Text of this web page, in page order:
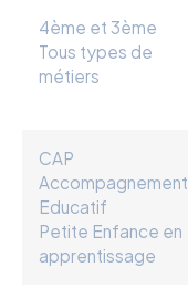
4ème et 3ème
Tous types de
métiers
CAP
Accompagnement
Educatif
Petite Enfance en
apprentissage